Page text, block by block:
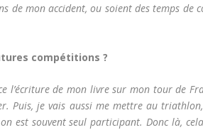
de mon accident, ou soient des temps de
compétitions ?
l’écriture de mon livre sur mon tour de
Puis, je vais aussi me mettre au
est souvent seul participant. Donc là,